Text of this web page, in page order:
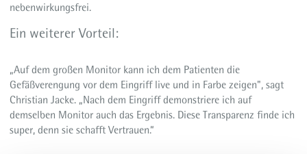
nebenwirkungsfrei.
Ein weiterer Vorteil:
„Auf dem großen Monitor kann ich dem Patienten die
Gefäßverengung vor dem Eingriff live und in Farbe zeigen", sagt
Christian Jacke. „Nach dem Eingriff demonstriere ich auf
demselben Monitor auch das Ergebnis. Diese Transparenz finde ich
super, denn sie schafft Vertrauen.“